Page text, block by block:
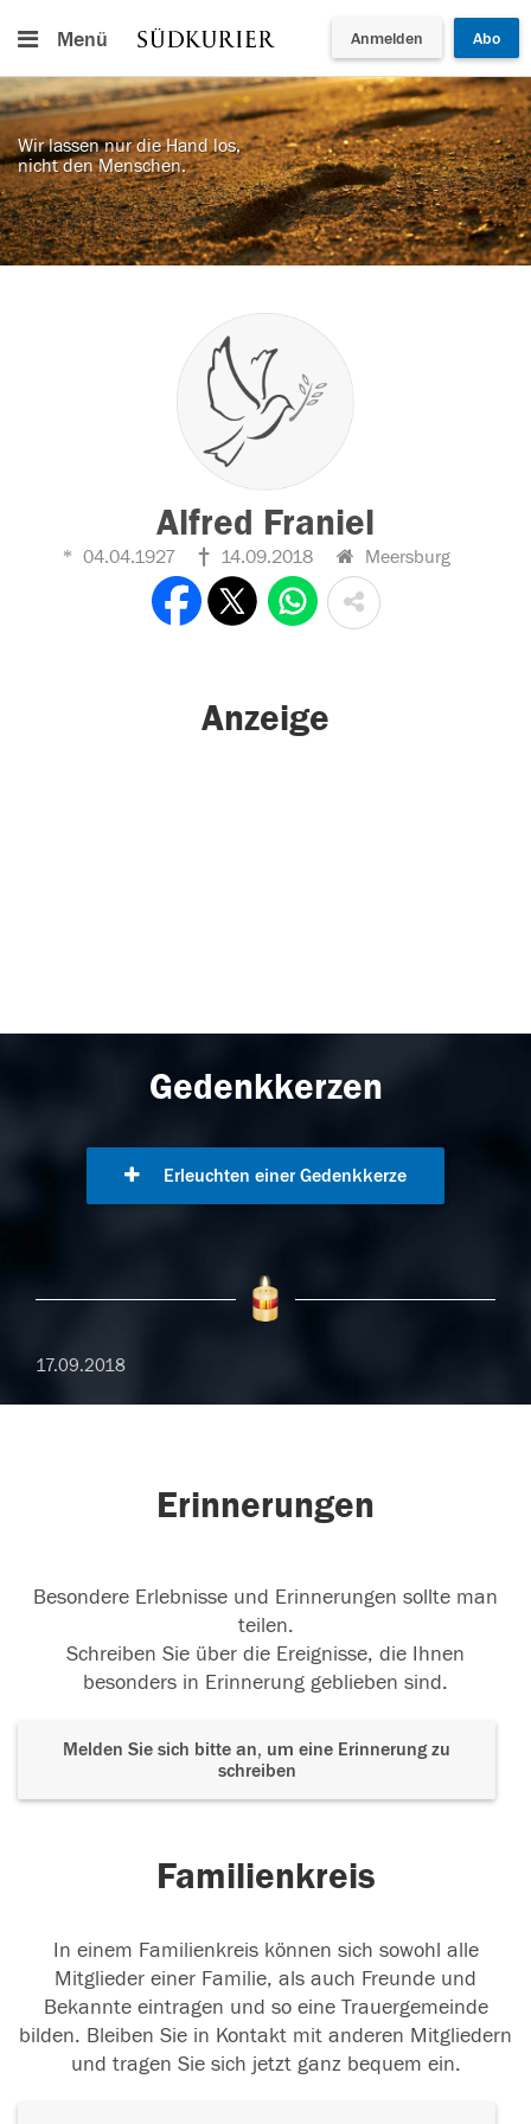
Menü Anmelden Abo
Wir lassen nur die Hand los,
nicht den Menschen.
Alfred Franiel
04.04.1927 14.09.2018 Meersburg
Anzeige
Gedenkkerzen
Erleuchten einer Gedenkkerze
17.09.2018
Erinnerungen
Besondere Erlebnisse und Erinnerungen sollte man
teilen.
Schreiben Sie über die Ereignisse, die Ihnen
besonders in Erinnerung geblieben sind.
Melden Sie sich bitte an, um eine Erinnerung zu
schreiben
Familienkreis
In einem Familienkreis können sich sowohl alle
Mitglieder einer Familie, als auch Freunde und
Bekannte eintragen und so eine Trauergemeinde
bilden. Bleiben Sie in Kontakt mit anderen Mitgliedern
und tragen Sie sich jetzt ganz bequem ein.